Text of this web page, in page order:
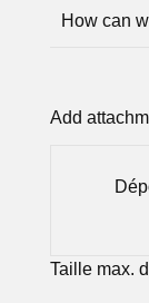
How can
Add
Taille max.